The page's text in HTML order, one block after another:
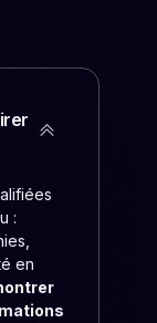
:
en